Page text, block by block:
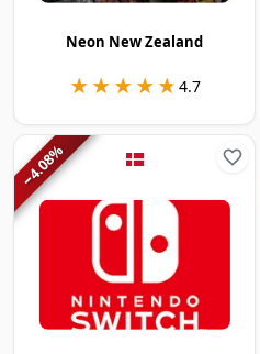
Neon New Zealand
★★★★★
★★★★★ 4.7
−
4.08
%